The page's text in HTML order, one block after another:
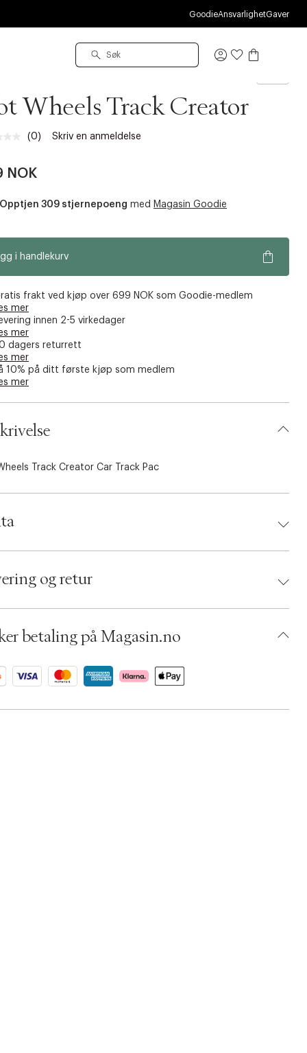
GoodieAnsvarlighetGaver
Logg
Wheels Track Creator
Ingen
sidelenke.
(0) Skriv en anmeldelse
NOK
Opptjen 309 stjernepoeng med Magasin Goodie
i handlekurv
frakt ved kjøp over 699 NOK som Goodie-medlem
mer
innen 2-5 virkedager
mer
dagers returrett
mer
10% på ditt første kjøp som medlem
mer
Track Creator Car Track Pac
194735289776
06781921
og retur
betaling på Magasin.no